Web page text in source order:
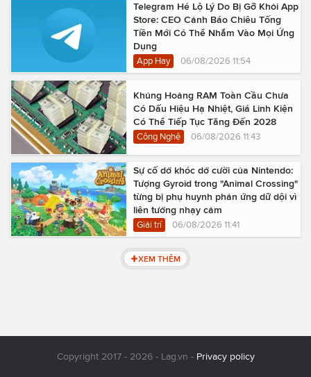
Telegram Hé Lộ Lý Do Bị Gỡ Khỏi App
Store: CEO Cảnh Báo Chiêu Tống
Tiền Mới Có Thể Nhắm Vào Mọi Ứng
Dụng
App Hay 06/08/2026 11:54
Khủng Hoảng RAM Toàn Cầu Chưa
Có Dấu Hiệu Hạ Nhiệt, Giá Linh Kiện
Có Thể Tiếp Tục Tăng Đến 2028
Công Nghệ 06/08/2026 11:43
Sự cố dở khóc dở cười của Nintendo:
Tượng Gyroid trong "Animal Crossing"
từng bị phụ huynh phản ứng dữ dội vì
liên tưởng nhạy cảm
Giải trí 06/08/2026 11:41
XEM THÊM
Copyright 2017 - 2026 - Lag.vn - Privacy policy